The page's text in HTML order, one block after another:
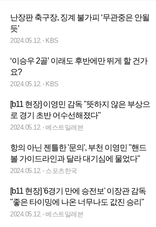
난장판 축구장, 징계 불가피 ‘무관중은 안될
듯’
2024.05.12. KBS
‘이승우 2골’ 이래도 후반에만 뛰게 할 건가
요?
2024.05.12. KBS
[b11 현장] 이영민 감독 "뜻하지 않은 부상으
로 경기 초반 어수선해졌다"
2024.05.12. 베스트일레븐
항의 아닌 젠틀한 '문의', 부천 이영민 "핸드
볼 가이드라인과 달라 대기심에 물었다"
2024.05.12. 스포츠한국
[b11 현장] '6경기 만에 승전보' 이장관 감독
"좋은 타이밍에 나온 너무나도 값진 승리"
2024.05.12. 베스트일레븐